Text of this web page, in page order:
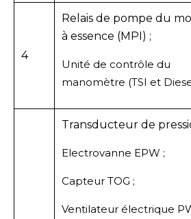
4
Relais de pompe du
à essence (MPI) ;
Unité de contrôle du
manomètre (TSI et
Transducteur de
Electrovanne EPW ;
Capteur TOG ;
Ventilateur électrique